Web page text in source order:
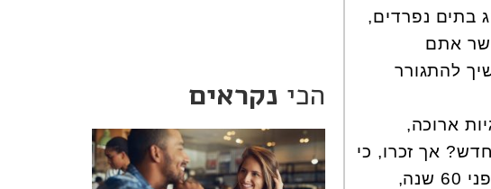
בתים נפרדים,
אתם
להתגורר
ארוכה,
אך זכרו, כי
זהו פרק חדש ואחר, אף אחד לא מצפה שתהיו האדם שהייתם לפני 60 שנה,
הכי נקראים